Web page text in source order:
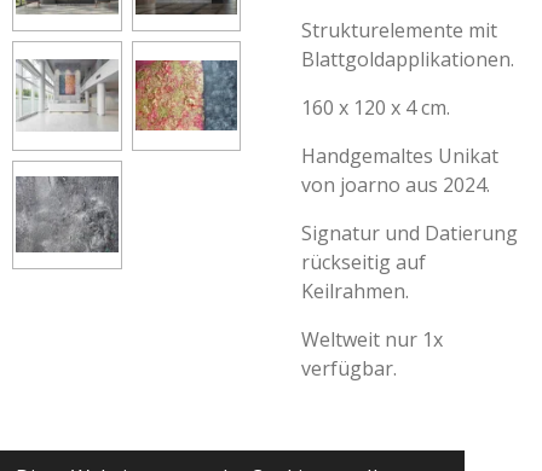
Strukturelemente mit
Blattgoldapplikationen.
160 x 120 x 4 cm.
Handgemaltes Unikat
von joarno aus 2024.
Signatur und Datierung
rückseitig auf
Keilrahmen.
Weltweit nur 1x
verfügbar.